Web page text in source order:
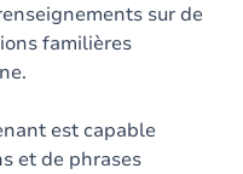
sur de
familières
est capable
et de phrases